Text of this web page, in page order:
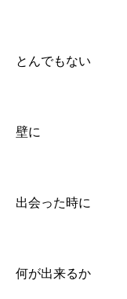
とんでもない
壁に
出会った時に
何が出来るか